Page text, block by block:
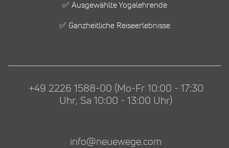
✅ Ausgewählte Yogalehrende
✅ Ganzheitliche Reiseerlebnisse
+49 2226 1588-00 (Mo-Fr 10:00 - 17:30
Uhr, Sa 10:00 - 13:00 Uhr)
info@neuewege.com